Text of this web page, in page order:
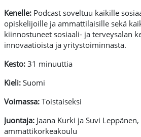
Kenelle: Podcast soveltuu kaikille
opiskelijoille ja ammattilaisille sekä
kiinnostuneet sosiaali- ja terveysalan
innovaatioista ja yritystoiminnasta.
Kesto: 31 minuuttia
Kieli: Suomi
Voimassa: Toistaiseksi
Juontaja: Jaana Kurki ja Suvi
ammattikorkeakoulu